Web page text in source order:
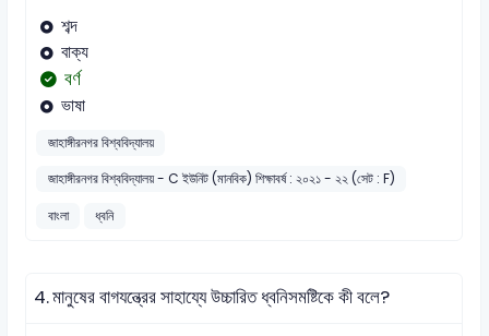
শব্দ
বাক্য
বর্ণ
ভাষা
জাহাঙ্গীরনগর বিশ্ববিদ্যালয়
জাহাঙ্গীরনগর বিশ্ববিদ্যালয় - C ইউনিট (মানবিক) শিক্ষাবর্ষ : ২০২১ - ২২ (সেট : F)
বাংলা
ধ্বনি
4.মানুষের বাগযন্ত্রের সাহায্যে উচ্চারিত ধ্বনিসমষ্টিকে কী বলে?